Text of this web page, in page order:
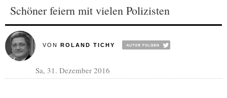
Schöner feiern mit vielen Polizisten
VON ROLAND TICHY
Sa, 31. Dezember 2016